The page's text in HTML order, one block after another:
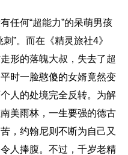
任何“超能力”的呆萌男孩
”。而在《精灵旅社4》
形的落魄大叔，失去了超
时一脸憨傻的女婿竟然变
人的处境完全反转。为解
美雨林，一生要强的德古
，约翰尼则不断为自己又
人捧腹。不过，千岁老精